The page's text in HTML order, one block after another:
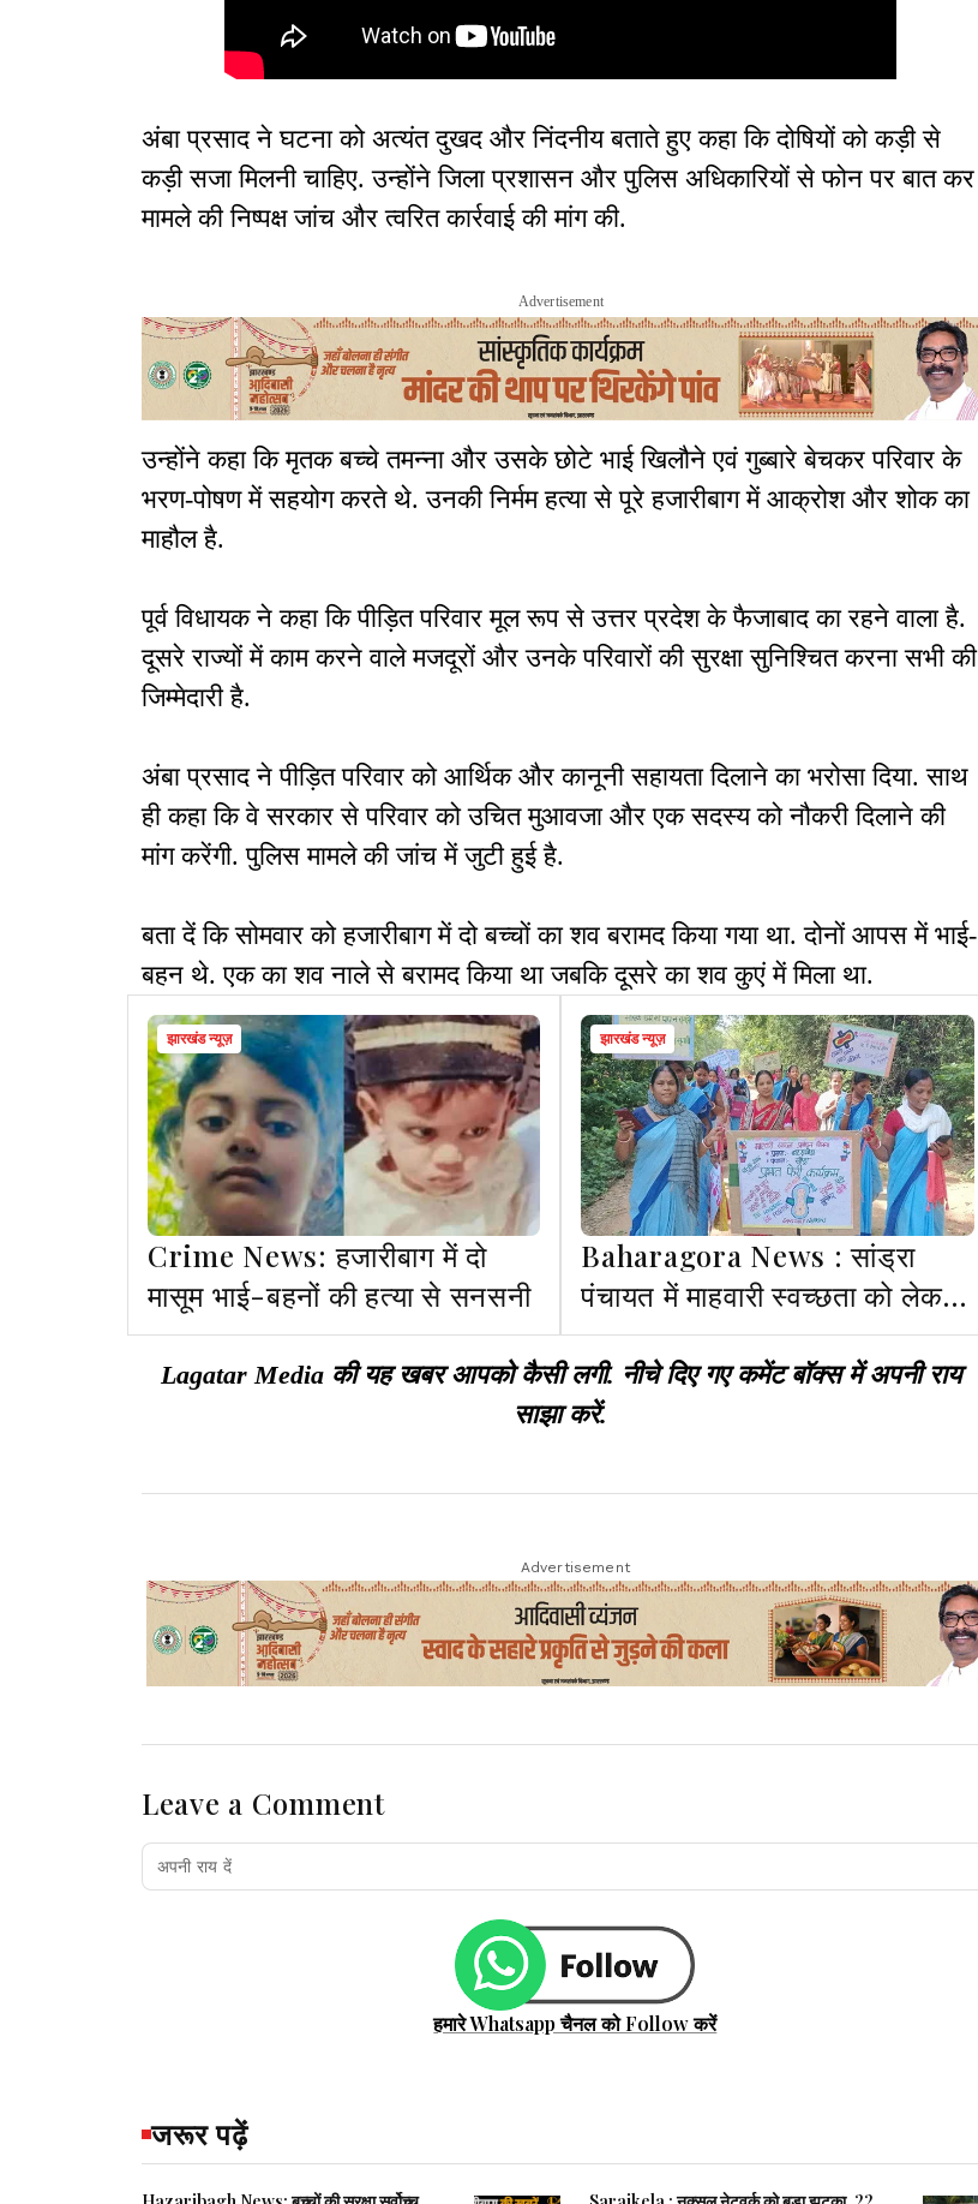
अंबा प्रसाद ने घटना को अत्यंत दुखद और निंदनीय बताते हुए कहा कि दोषियों को कड़ी से
कड़ी सजा मिलनी चाहिए. उन्होंने जिला प्रशासन और पुलिस अधिकारियों से फोन पर बात कर
मामले की निष्पक्ष जांच और त्वरित कार्रवाई की मांग की.
Advertisement
उन्होंने कहा कि मृतक बच्चे तमन्ना और उसके छोटे भाई खिलौने एवं गुब्बारे बेचकर परिवार के
भरण-पोषण में सहयोग करते थे. उनकी निर्मम हत्या से पूरे हजारीबाग में आक्रोश और शोक का
माहौल है.
पूर्व विधायक ने कहा कि पीड़ित परिवार मूल रूप से उत्तर प्रदेश के फैजाबाद का रहने वाला है.
दूसरे राज्यों में काम करने वाले मजदूरों और उनके परिवारों की सुरक्षा सुनिश्चित करना सभी की
जिम्मेदारी है.
अंबा प्रसाद ने पीड़ित परिवार को आर्थिक और कानूनी सहायता दिलाने का भरोसा दिया. साथ
ही कहा कि वे सरकार से परिवार को उचित मुआवजा और एक सदस्य को नौकरी दिलाने की
मांग करेंगी. पुलिस मामले की जांच में जुटी हुई है.
बता दें कि सोमवार को हजारीबाग में दो बच्चों का शव बरामद किया गया था. दोनों आपस में भाई-
बहन थे. एक का शव नाले से बरामद किया था जबकि दूसरे का शव कुएं में मिला था.
झारखंड न्यूज़
Crime News: हजारीबाग में दो
मासूम भाई-बहनों की हत्या से सनसनी
झारखंड न्यूज़
Baharagora News : सांड्रा
पंचायत में माहवारी स्वच्छता को लेकर
प्रभात फेरी आयोजित
Lagatar Media की यह खबर आपको कैसी लगी. नीचे दिए गए कमेंट बॉक्स में अपनी राय
साझा करें.
Advertisement
Leave a Comment
हमारे Whatsapp चैनल को Follow करें
जरूर पढ़ें